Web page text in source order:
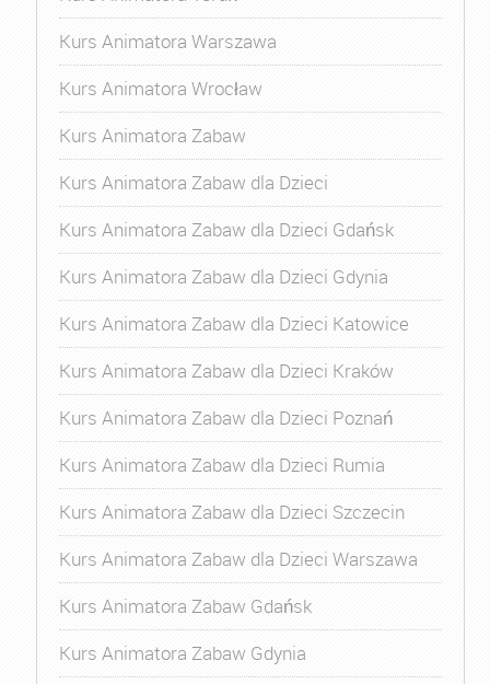
Kurs Animatora Warszawa
Kurs Animatora Wrocław
Kurs Animatora Zabaw
Kurs Animatora Zabaw dla Dzieci
Kurs Animatora Zabaw dla Dzieci Gdańsk
Kurs Animatora Zabaw dla Dzieci Gdynia
Kurs Animatora Zabaw dla Dzieci Katowice
Kurs Animatora Zabaw dla Dzieci Kraków
Kurs Animatora Zabaw dla Dzieci Poznań
Kurs Animatora Zabaw dla Dzieci Rumia
Kurs Animatora Zabaw dla Dzieci Szczecin
Kurs Animatora Zabaw dla Dzieci Warszawa
Kurs Animatora Zabaw Gdańsk
Kurs Animatora Zabaw Gdynia